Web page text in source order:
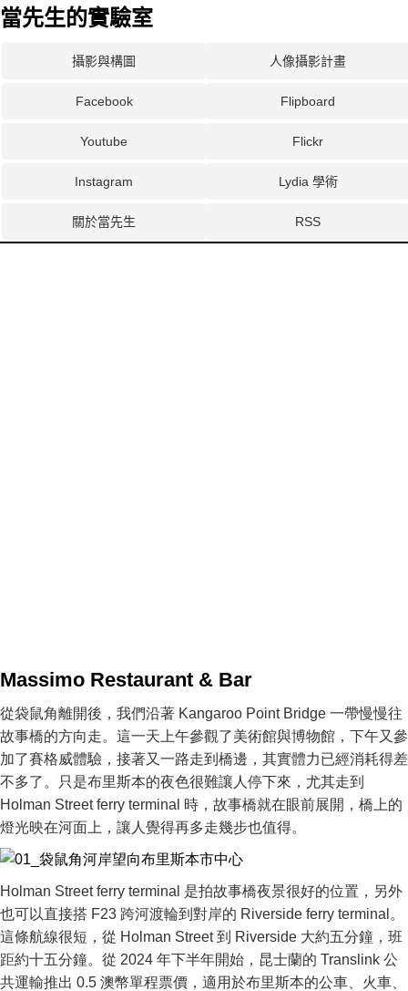
當先生的實驗室
攝影與構圖 人像攝影計畫
Facebook Flipboard
Youtube Flickr
Instagram Lydia 學術
關於當先生 RSS
Massimo Restaurant & Bar
從袋鼠角離開後，我們沿著 Kangaroo Point Bridge 一帶慢慢往
故事橋的方向走。這一天上午參觀了美術館與博物館，下午又參
加了賽格威體驗，接著又一路走到橋邊，其實體力已經消耗得差
不多了。只是布里斯本的夜色很難讓人停下來，尤其走到
Holman Street ferry terminal 時，故事橋就在眼前展開，橋上的
燈光映在河面上，讓人覺得再多走幾步也值得。
Holman Street ferry terminal 是拍故事橋夜景很好的位置，另外
也可以直接搭 F23 跨河渡輪到對岸的 Riverside ferry terminal。
這條航線很短，從 Holman Street 到 Riverside 大約五分鐘，班
距約十五分鐘。從 2024 年下半年開始，昆士蘭的 Translink 公
共運輸推出 0.5 澳幣單程票價，適用於布里斯本的公車、火車、